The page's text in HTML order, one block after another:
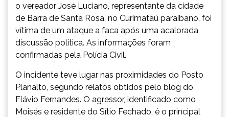
o vereador José Luciano, representante da cidade
de Barra de Santa Rosa, no Curimataú paraibano, foi
vítima de um ataque a faca após uma acalorada
discussão política. As informações foram
confirmadas pela Polícia Civil.
O incidente teve lugar nas proximidades do Posto
Planalto, segundo relatos obtidos pelo blog do
Flávio Fernandes. O agressor, identificado como
Moisés e residente do Sítio Fechado, é o principal